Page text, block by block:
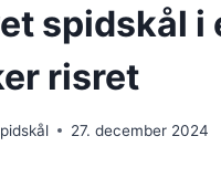
spidskål i
risret
27. december 2024